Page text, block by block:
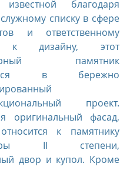
благодаря
списку в сфере
и ответственному
к дизайну, этот
памятник
в бережно
проект.
оригинальный фасад,
к памятнику
II степени,
двор и купол. Кроме